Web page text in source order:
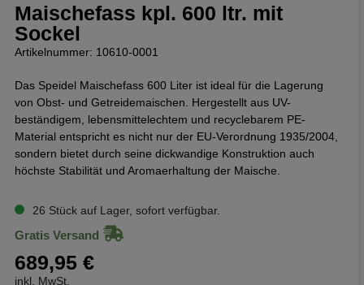
Maischefass kpl. 600 ltr. mit
Sockel
Artikelnummer: 10610-0001
Das Speidel Maischefass 600 Liter ist ideal für die Lagerung
von Obst- und Getreidemaischen. Hergestellt aus UV-
beständigem, lebensmittelechtem und recyclebarem PE-
Material entspricht es nicht nur der EU-Verordnung 1935/2004,
sondern bietet durch seine dickwandige Konstruktion auch
höchste Stabilität und Aromaerhaltung der Maische.
26 Stück auf Lager, sofort verfügbar.
Gratis Versand
689,95 €
inkl. MwSt.